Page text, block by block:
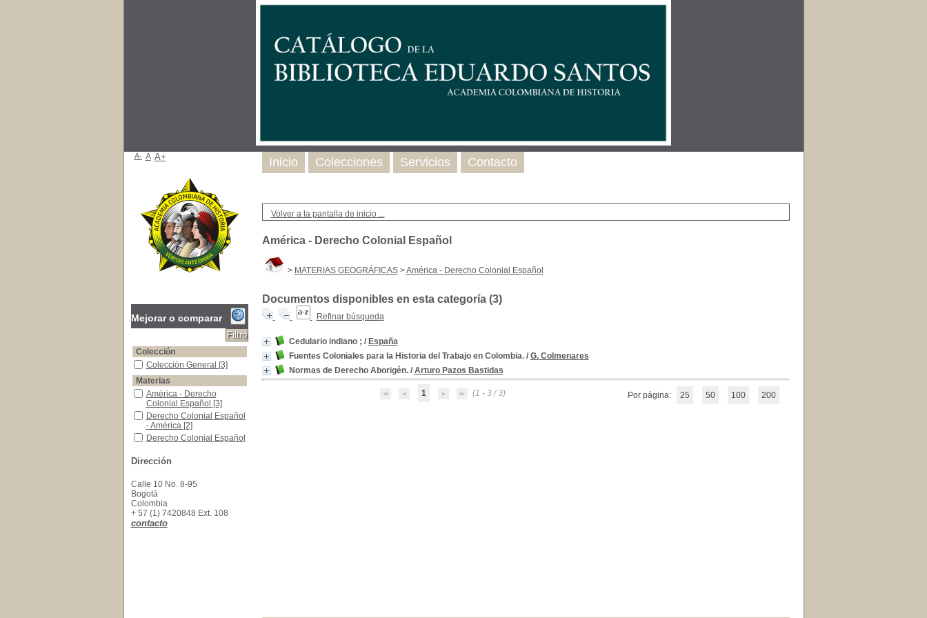
Volver a la pantalla de inicio ...
América - Derecho Colonial Español
> MATERIAS GEOGRÁFICAS>América - Derecho Colonial Español
Documentos disponibles en esta categoría (3)
Refinar búsqueda
Cedulario indiano ; / España
Fuentes Coloniales para la Historia del Trabajo en Colombia./ G. Colmenares
Normas de Derecho Aborigén./ Arturo Pazos Bastidas
1 (1 - 3 / 3) Por página: 25 50 100 200
Inicio Colecciones Servicios Contacto
A- A A+
Mejorar o comparar
Colección
Colección General
Colección General [3]
Materias
América - Derecho Colonial Español
América - Derecho
Colonial Español [3]
Derecho Colonial Español - América
Derecho Colonial Español
- América [2]
Derecho Colonial Español -América
Derecho Colonial Español
Dirección
Calle 10 No. 8-95
Bogotá
Colombia
+ 57 (1) 7420848 Ext. 108
contacto